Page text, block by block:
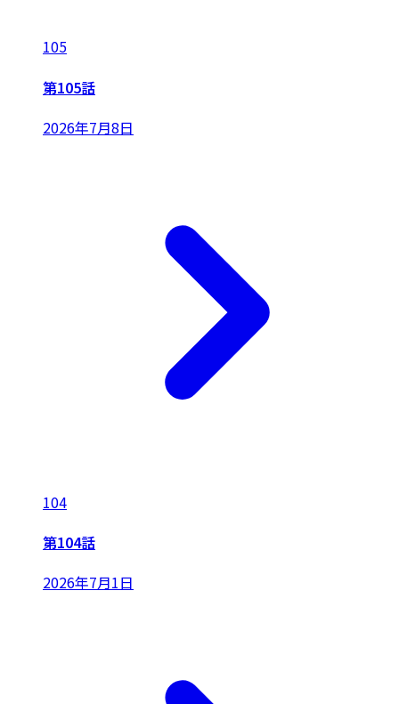
105
第105話
2026年7月8日
104
第104話
2026年7月1日